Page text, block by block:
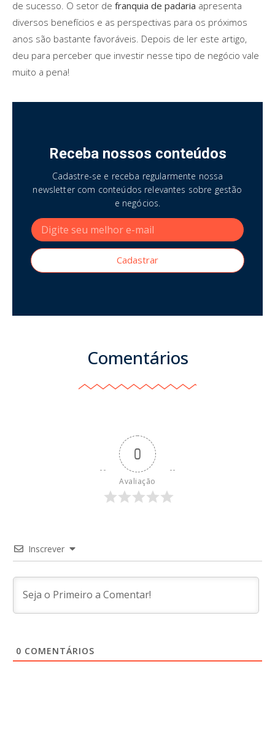
de sucesso. O setor de franquia de padaria apresenta
diversos benefícios e as perspectivas para os próximos
anos são bastante favoráveis. Depois de ler este artigo,
deu para perceber que investir nesse tipo de negócio vale
muito a pena!
Receba nossos conteúdos
Cadastre-se e receba regularmente nossa
newsletter com conteúdos relevantes sobre gestão
e negócios.
Cadastrar
Comentários
0
Avaliação
Inscrever
0 COMENTÁRIOS